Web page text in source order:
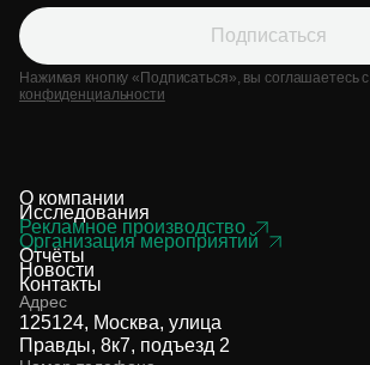
Подписаться
Нажимая кнопку «Подписаться», вы соглашаетесь с
конфиденциальности
О компании
Исследования
Рекламное производство
Организация мероприятий
Отчёты
Новости
Контакты
Адрес
125124, Москва, улица
Правды, 8к7, подъезд 2